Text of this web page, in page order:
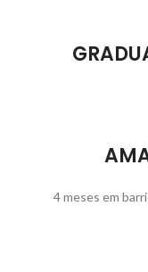
4 meses em